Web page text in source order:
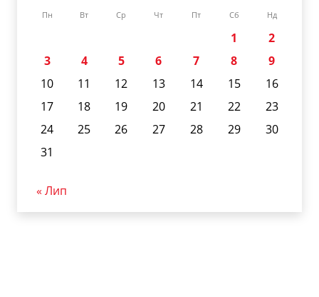
Пн Вт Ср Чт Пт Сб Нд
1
2
3
4 5 6 7 8
9
10
11 12 13 14 15
16
17
18 19 20 21 22
23
24
25 26 27 28 29
30
31
« Лип